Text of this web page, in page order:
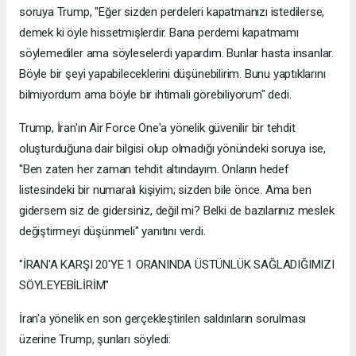
soruya Trump, "Eğer sizden perdeleri kapatmanızı istedilerse,
demek ki öyle hissetmişlerdir. Bana perdemi kapatmamı
söylemediler ama söyleselerdi yapardım. Bunlar hasta insanlar.
Böyle bir şeyi yapabileceklerini düşünebilirim. Bunu yaptıklarını
bilmiyordum ama böyle bir ihtimali görebiliyorum" dedi.
Trump, İran'ın Air Force One'a yönelik güvenilir bir tehdit
oluşturduğuna dair bilgisi olup olmadığı yönündeki soruya ise,
"Ben zaten her zaman tehdit altındayım. Onların hedef
listesindeki bir numaralı kişiyim; sizden bile önce. Ama ben
gidersem siz de gidersiniz, değil mi? Belki de bazılarınız meslek
değiştirmeyi düşünmeli" yanıtını verdi.
"İRAN'A KARŞI 20'YE 1 ORANINDA ÜSTÜNLÜK SAĞLADIĞIMIZI
SÖYLEYEBİLİRİM"
İran'a yönelik en son gerçekleştirilen saldırıların sorulması
üzerine Trump, şunları söyledi: